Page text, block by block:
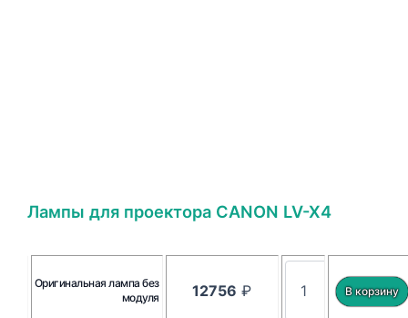
Лампы для проектора CANON LV-X4
Оригинальная лампа без
модуля
12756 ₽